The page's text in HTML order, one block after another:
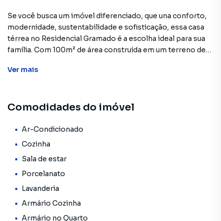
Se você busca um imóvel diferenciado, que una conforto,
modernidade, sustentabilidade e sofisticação, essa casa
térrea no Residencial Gramado é a escolha ideal para sua
família. Com 100m² de área construída em um terreno de
valorizar cada espaço, oferecendo ambientes
✨ Destaques do imóvel:
equipada com ar-condicionado de 12 mil BTUs e armários
embutidos de alta qualidade. Os banheiros apresentam
planejados com iluminação em LED e pias esculpidas em
mármore, garantindo praticidade aliada à sofisticação.
arejada e decorada com móveis e espelhos sob medida.
Ver mais
Comodidades do imóvel
Ar-Condicionado
Cozinha
Sala de estar
Porcelanato
Lavanderia
Armário Cozinha
Armário no Quarto